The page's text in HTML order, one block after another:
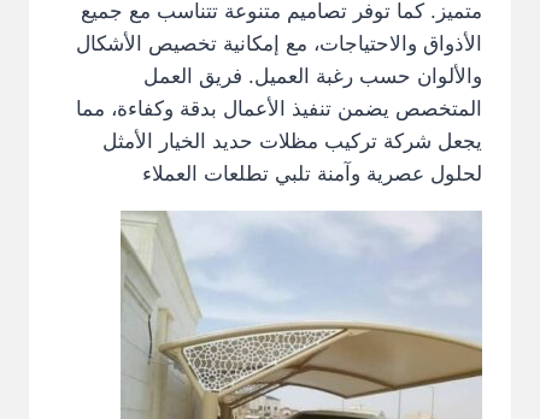
متميز. كما توفر تصاميم متنوعة تتناسب مع جميع
الأذواق والاحتياجات، مع إمكانية تخصيص الأشكال
والألوان حسب رغبة العميل. فريق العمل
المتخصص يضمن تنفيذ الأعمال بدقة وكفاءة، مما
يجعل شركة تركيب مظلات حديد الخيار الأمثل
لحلول عصرية وآمنة تلبي تطلعات العملاء